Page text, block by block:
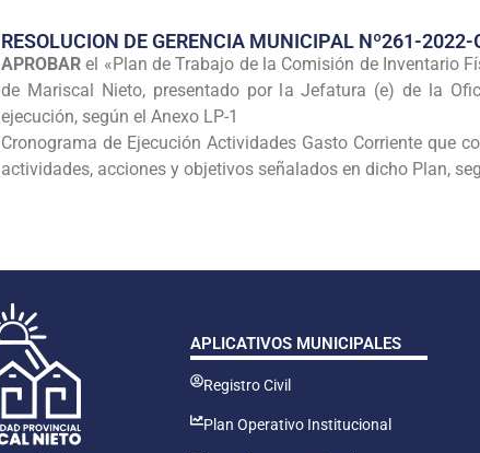
RESOLUCION DE GERENCIA MUNICIPAL Nº261-
APROBAR el «Plan de Trabajo de la Comisión de Inventario
de Mariscal Nieto, presentado por la Jefatura (e) de la
ejecución, según el Anexo LP-1
Cronograma de Ejecución Actividades Gasto Corriente que
actividades, acciones y objetivos señalados en dicho Plan,
APLICATIVOS MUNICIPALES
Registro Civil
Plan Operativo Institucional